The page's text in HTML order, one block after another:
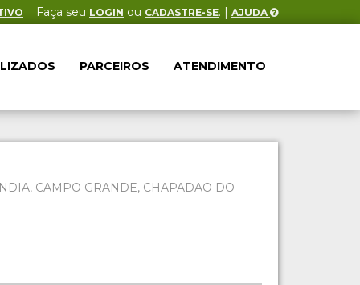
Faça seu LOGIN ou CADASTRE-SE. | AJUDA
PARCEIROS ATENDIMENTO
CAMPO GRANDE, CHAPADAO DO